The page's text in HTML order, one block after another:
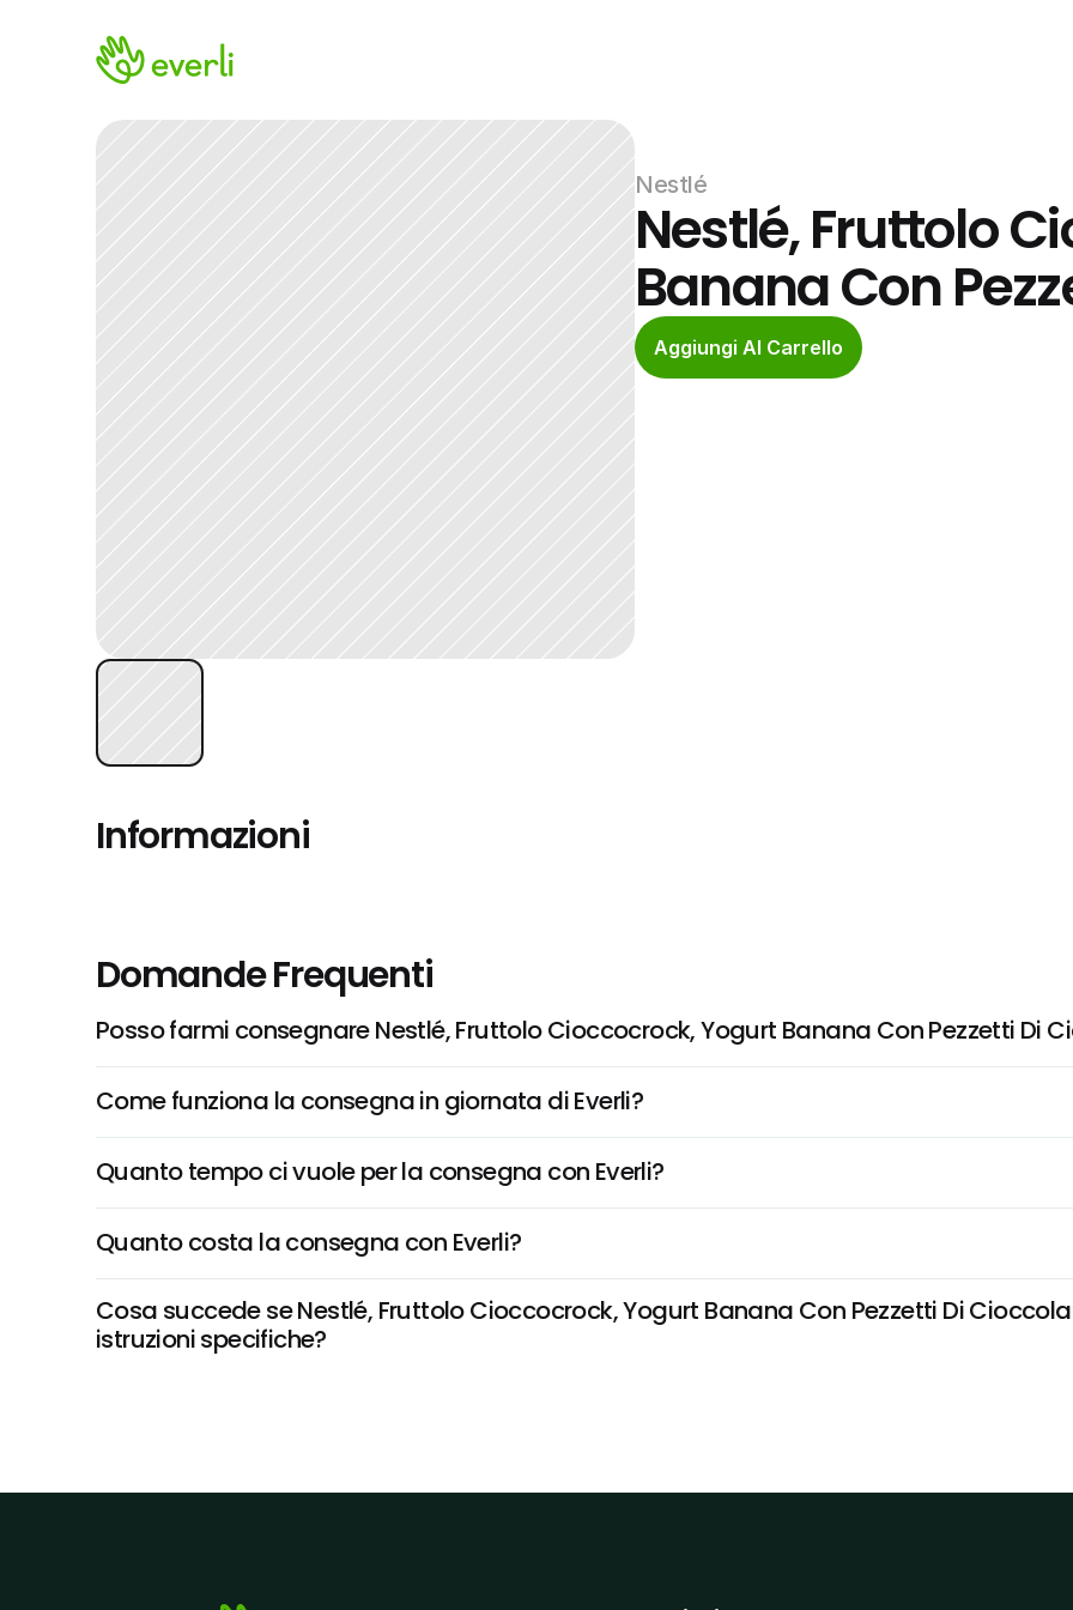
Nestlé
Nestlé, Fruttolo
Banana Con
Aggiungi Al Carrello
Informazioni
Domande Frequenti
Posso farmi consegnare Nestlé, Fruttolo Cioccocrock, Yogurt Banana Con Pezzetti Di
Come funziona la consegna in giornata di Everli?
Quanto tempo ci vuole per la consegna con Everli?
Quanto costa la consegna con Everli?
Cosa succede se Nestlé, Fruttolo Cioccocrock, Yogurt Banana Con Pezzetti Di
istruzioni specifiche?